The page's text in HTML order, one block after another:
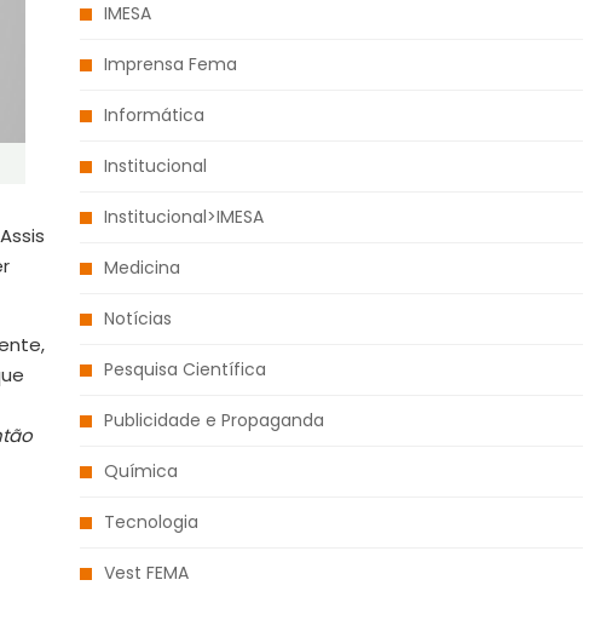
IMESA
Imprensa Fema
Informática
Institucional
Institucional>IMESA
Medicina
Notícias
Pesquisa Científica
Publicidade e Propaganda
Química
Tecnologia
Vest FEMA